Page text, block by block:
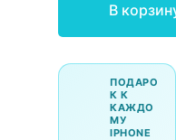
В
ПОДАРО
К К
КАЖДО
МУ
IPHONE